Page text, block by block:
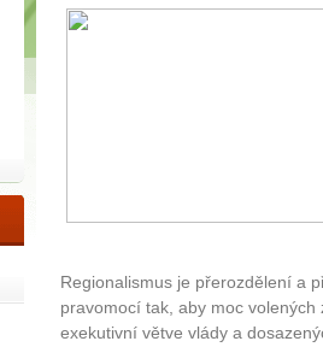
Regionalismus je přerozdělení a
pravomocí tak, aby moc
exekutivní větve vlády a